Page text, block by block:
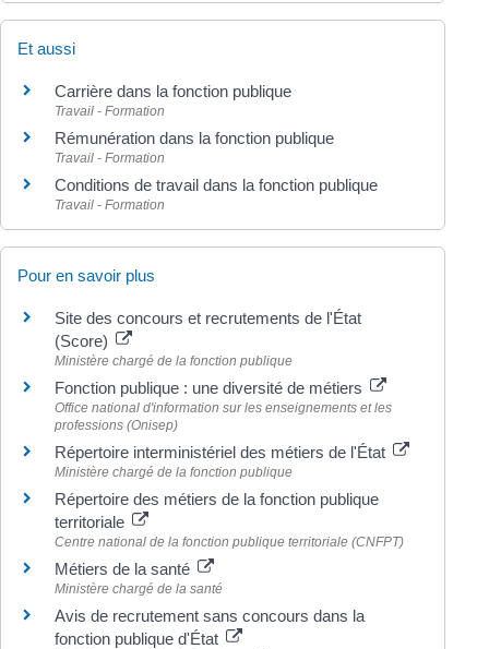
Et aussi
Carrière dans la fonction publique
Travail - Formation
Rémunération dans la fonction publique
Travail - Formation
Conditions de travail dans la fonction publique
Travail - Formation
Pour en savoir plus
Site des concours et recrutements de l'État
(Score)
Ministère chargé de la fonction publique
Fonction publique : une diversité de métiers
Office national d'information sur les enseignements et les
professions (Onisep)
Répertoire interministériel des métiers de l'État
Ministère chargé de la fonction publique
Répertoire des métiers de la fonction publique
territoriale
Centre national de la fonction publique territoriale (CNFPT)
Métiers de la santé
Ministère chargé de la santé
Avis de recrutement sans concours dans la
fonction publique d'État